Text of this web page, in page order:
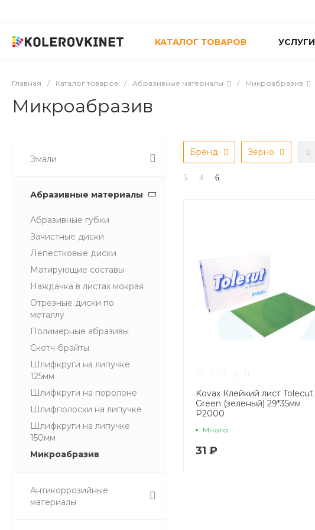
КАТАЛОГ ТОВАРОВ УСЛУГИ
Главная / Каталог товаров / Абразивные материалы / Микроабразив
Микроабразив
Эмали
Абразивные материалы
Абразивные губки
Зачистные диски
Лепестковые диски
Матирующие составы
Наждачка в листах мокрая
Отрезные диски по
металлу
Полимерные абразивы
Скотч-брайты
Шлифкруги на липучке
125мм
Шлифкруги на поролоне
Шлифполоски на липучке
Шлифкруги на липучке
150мм
Микроабразив
Антикоррозийные
материалы
Бренд Зерно
Kovax Клейкий лист Tolecut
Green (зеленый) 29*35мм
P2000
Много
31 ₽